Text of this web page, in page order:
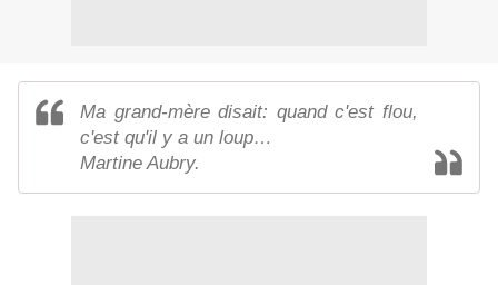
Ma grand-mère disait: quand c'est flou,
c'est qu'il y a un loup…
Martine Aubry.